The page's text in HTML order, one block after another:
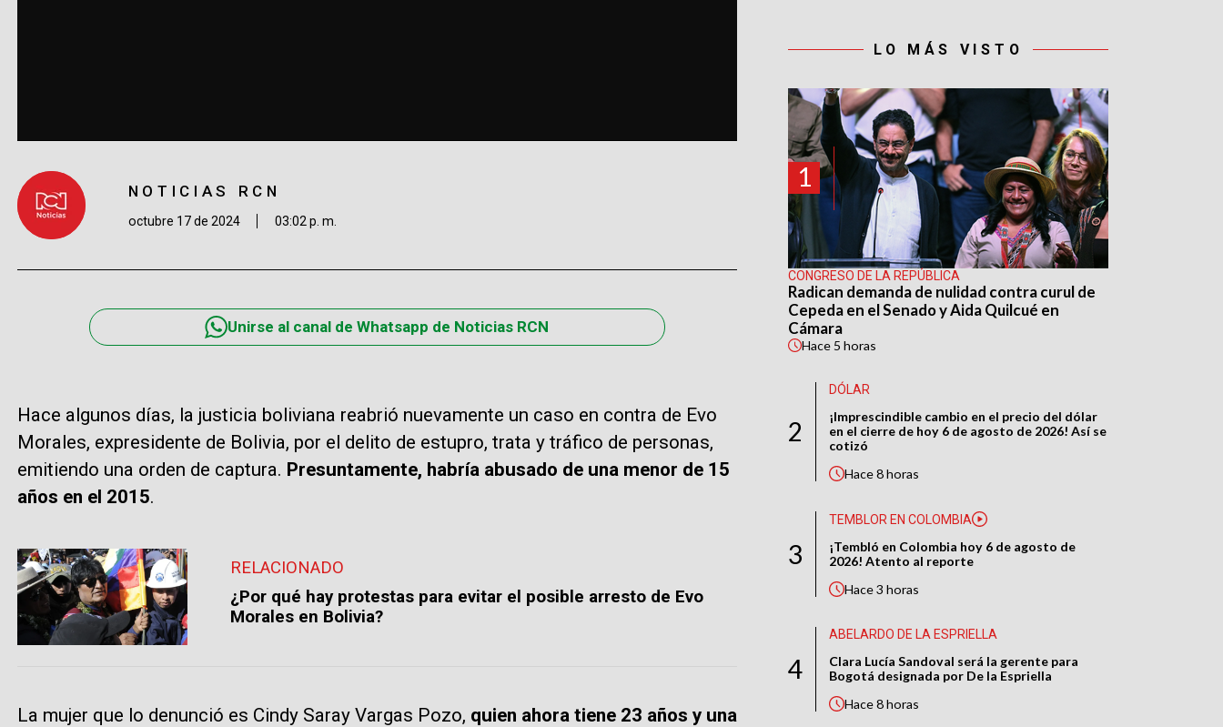
NOTICIAS RCN
octubre 17 de 2024 03:02 p. m.
Unirse al canal de Whatsapp de Noticias RCN
Hace algunos días, la justicia boliviana reabrió nuevamente un caso en contra de Evo
Morales, expresidente de Bolivia, por el delito de estupro, trata y tráfico de personas,
emitiendo una orden de captura. Presuntamente, habría abusado de una menor de 15
años en el 2015.
RELACIONADO
¿Por qué hay protestas para evitar el posible arresto de Evo
Morales en Bolivia?
La mujer que lo denunció es Cindy Saray Vargas Pozo, quien ahora tiene 23 años y una
LO MÁS VISTO
1
CONGRESO DE LA REPÚBLICA
Radican demanda de nulidad contra curul de
Cepeda en el Senado y Aida Quilcué en
Cámara
Hace 5 horas
2
DÓLAR
¡Imprescindible cambio en el precio del dólar
en el cierre de hoy 6 de agosto de 2026! Así se
cotizó
Hace8 horas
3
TEMBLOR EN COLOMBIA
¡Tembló en Colombia hoy 6 de agosto de
2026! Atento al reporte
Hace3 horas
4
ABELARDO DE LA ESPRIELLA
Clara Lucía Sandoval será la gerente para
Bogotá designada por De la Espriella
Hace8 horas